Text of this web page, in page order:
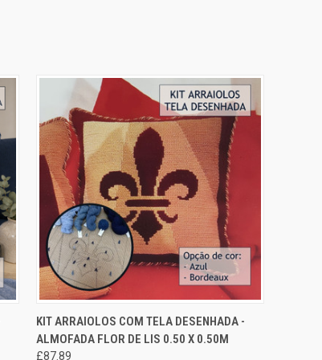
EXIBIÇÃO RÁPIDA
SELECIONAR
OPÇÕES
KIT ARRAIOLOS COM TELA DESENHADA -
ALMOFADA FLOR DE LIS 0.50 X 0.50M
£87.89